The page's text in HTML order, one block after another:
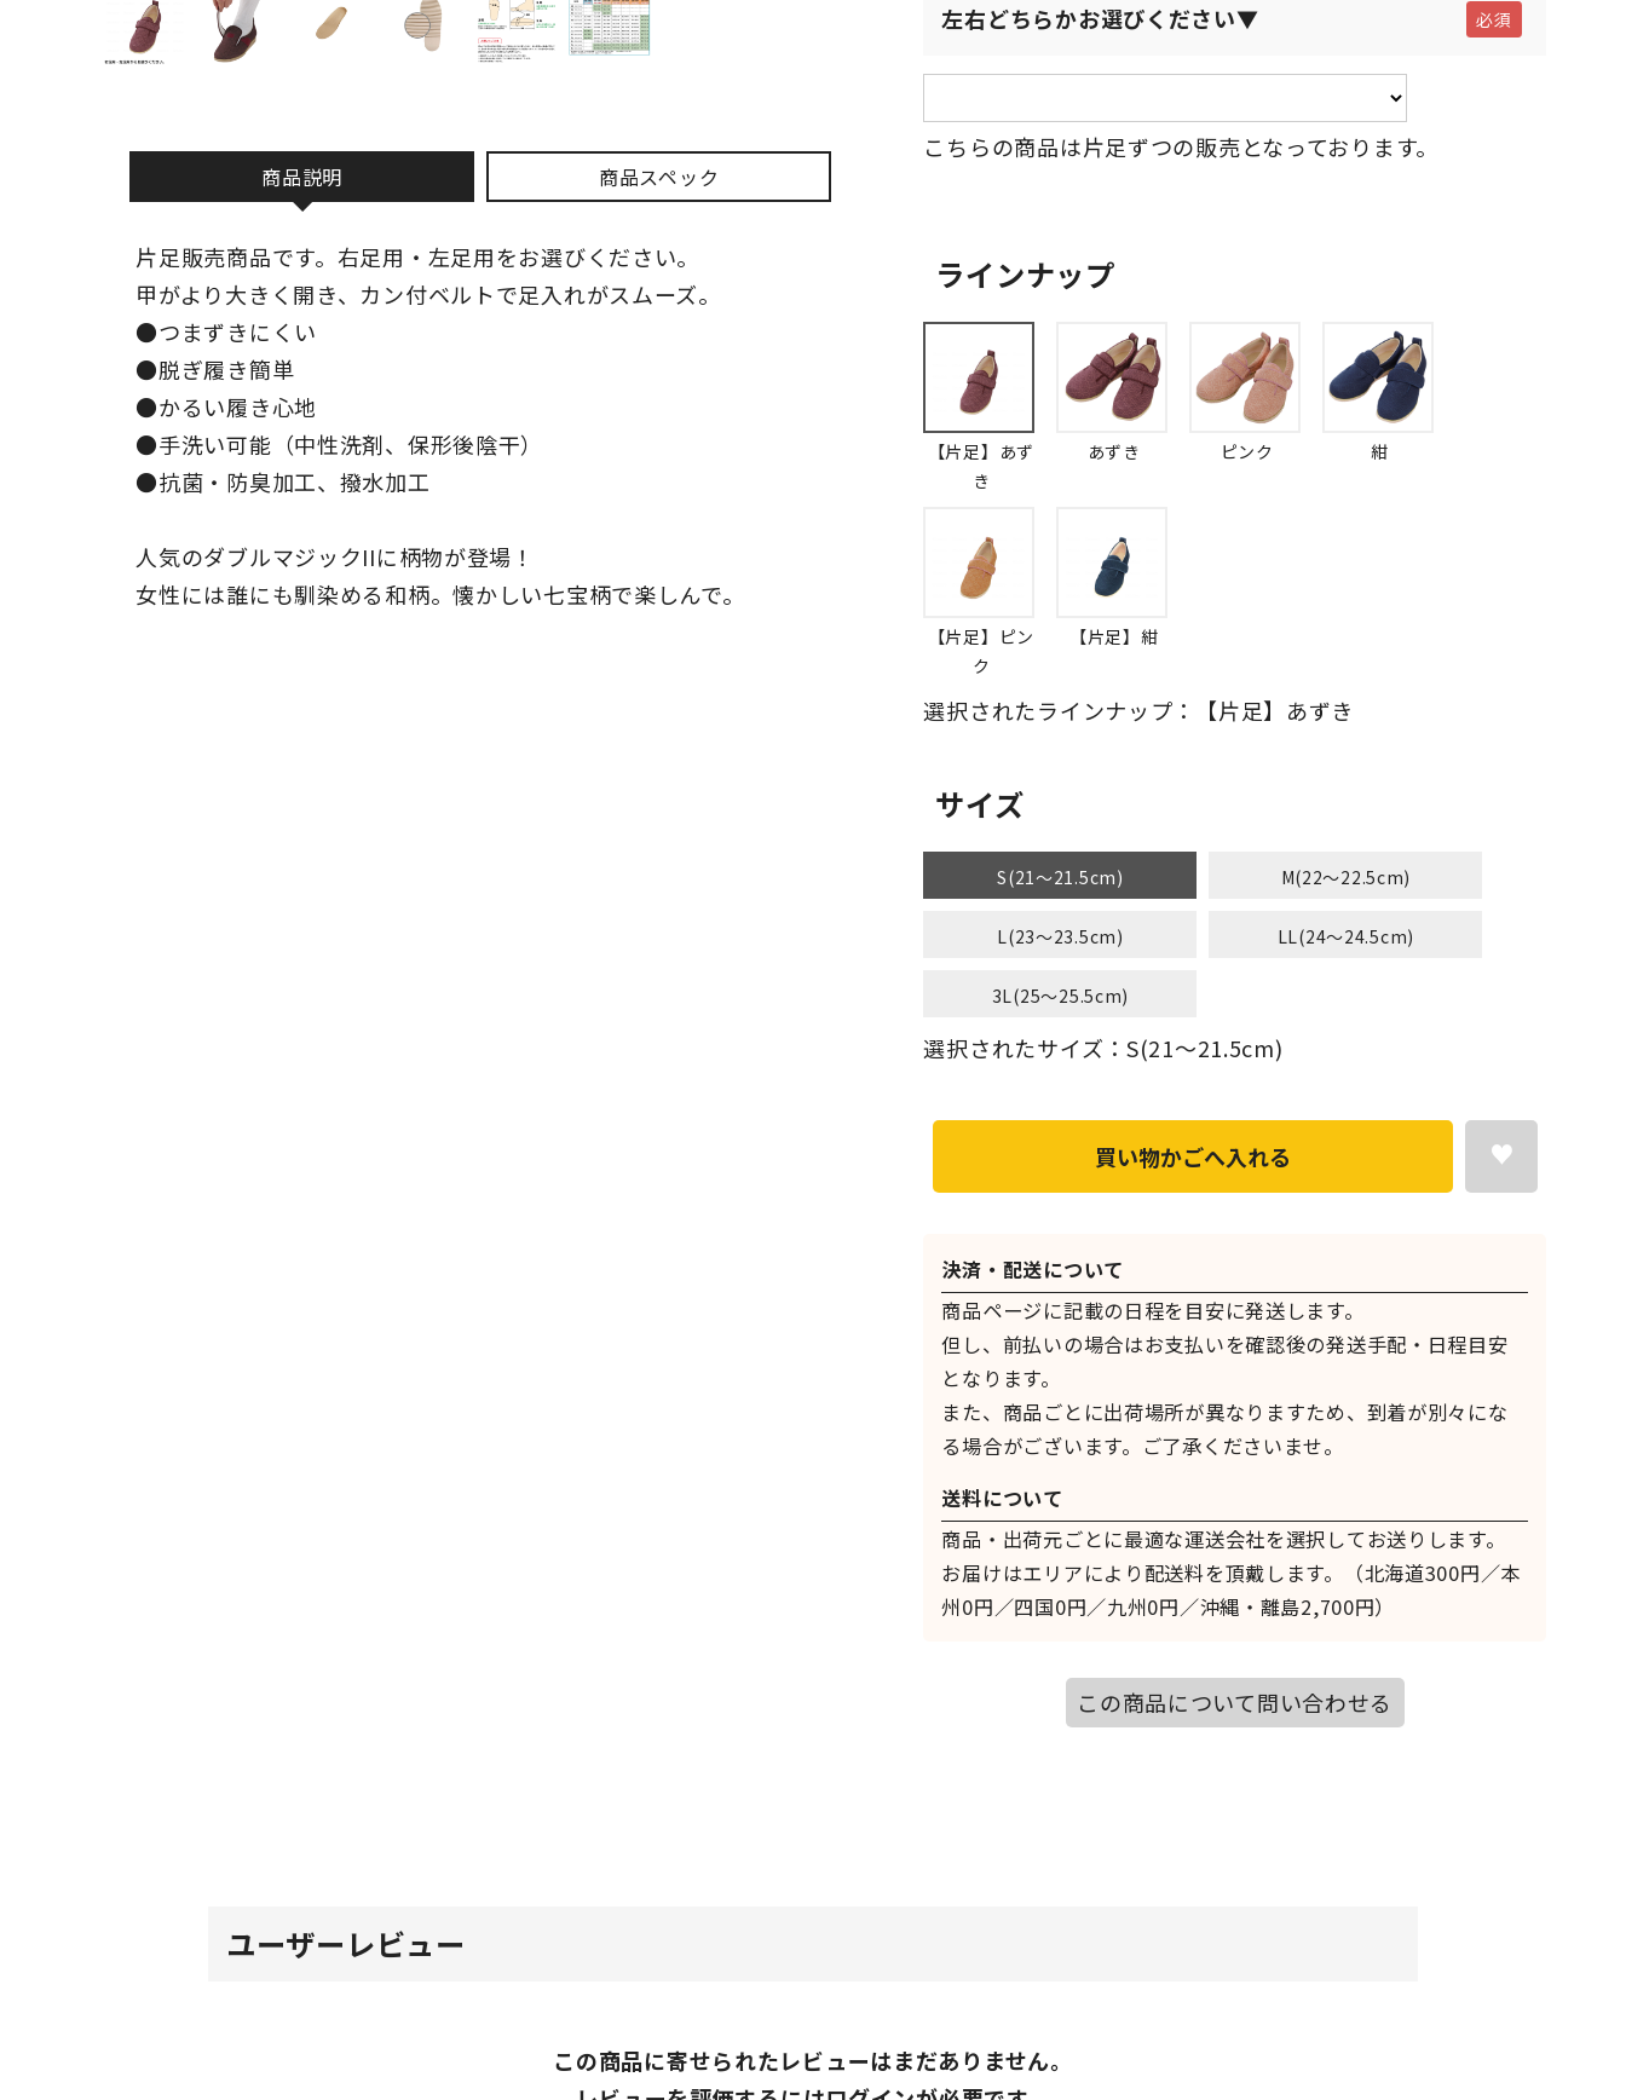
商品説明 商品スペック
片足販売商品です。右足用・左足用をお選びください。
甲がより大きく開き、カン付ベルトで足入れがスムーズ。
●つまずきにくい
●脱ぎ履き簡単
●かるい履き心地
●手洗い可能（中性洗剤、保形後陰干）
●抗菌・防臭加工、撥水加工
人気のダブルマジックIIに柄物が登場！
女性には誰にも馴染める和柄。懐かしい七宝柄で楽しんで。
左右どちらかお選びください▼
こちらの商品は片足ずつの販売となっております。
ラインナップ
【片足】あず
き
あずき ピンク 紺
【片足】ピン
ク
【片足】紺
選択されたラインナップ：【片足】あずき
サイズ
S(21～21.5cm) M(22～22.5cm)
L(23～23.5cm) LL(24～24.5cm)
3L(25～25.5cm)
選択されたサイズ：S(21～21.5cm)
決済・配送について
商品ページに記載の日程を目安に発送します。
但し、前払いの場合はお支払いを確認後の発送手配・日程目安
となります。
また、商品ごとに出荷場所が異なりますため、到着が別々にな
る場合がございます。ご了承くださいませ。
送料について
商品・出荷元ごとに最適な運送会社を選択してお送りします。
お届けはエリアにより配送料を頂戴します。（北海道300円／本
州0円／四国0円／九州0円／沖縄・離島2,700円）
買い物かごへ入れる
この商品について問い合わせる
ユーザーレビュー
この商品に寄せられたレビューはまだありません。